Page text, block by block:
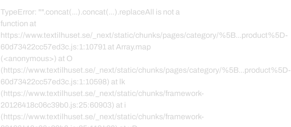
TypeError: "".concat(...).concat(...).replaceAll is not a
function at
https://www.textilhuset.se/_next/static/chunks/pages/category/%5B...product%5D-
60d73422cc57ed3c.js:1:10791 at Array.map
(<anonymous>) at O
(https://www.textilhuset.se/_next/static/chunks/pages/category/%5B...product%5D-
60d73422cc57ed3c.js:1:10598) at lk
(https://www.textilhuset.se/_next/static/chunks/framework-
20126418c06c39b0.js:25:60903) at i
(https://www.textilhuset.se/_next/static/chunks/framework-